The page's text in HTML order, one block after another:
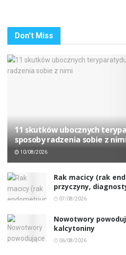
Don't Miss
11 skutków ubocznych
sposoby radzenia sobie z
10/08/2026
Rak macicy (rak
przyczyny,
07/08/2026
Nowotwory
kalcytoniny
06/08/2026